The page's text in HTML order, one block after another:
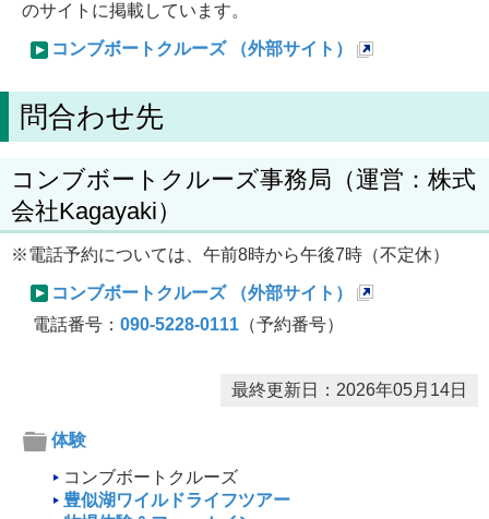
のサイトに掲載しています。
コンブボートクルーズ （外部サイト）
ー
で
開
き
問合わせ先
コンブボートクルーズ事務局（運営：株式
会社Kagayaki）
※電話予約については、午前8時から午後7時（不定休）
コンブボートクルーズ （外部サイト）
ペ
電話番号： 090-5228-0111 （予約番号）
最終更新日：2026年05月14日
体験
コンブボートクルーズ
豊似湖ワイルドライフツアー